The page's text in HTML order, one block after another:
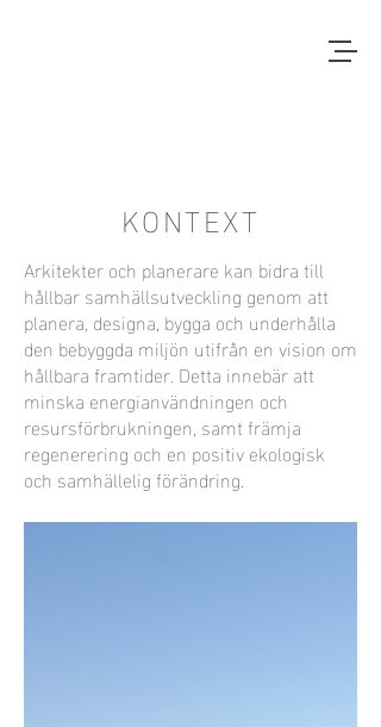
KONTEXT
Arkitekter och planerare kan bidra till
hållbar samhällsutveckling genom att
planera, designa, bygga och underhålla
den bebyggda miljön utifrån en vision om
hållbara framtider. Detta innebär att
minska energianvändningen och
resursförbrukningen, samt främja
regenerering och en positiv ekologisk
och samhällelig förändring.